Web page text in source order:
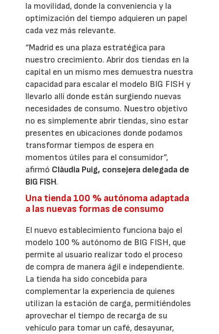
la movilidad, donde la conveniencia y la
optimización del tiempo adquieren un papel
cada vez más relevante.
“Madrid es una plaza estratégica para
nuestro crecimiento. Abrir dos tiendas en la
capital en un mismo mes demuestra nuestra
capacidad para escalar el modelo BIG FISH y
llevarlo allí donde están surgiendo nuevas
necesidades de consumo. Nuestro objetivo
no es simplemente abrir tiendas, sino estar
presentes en ubicaciones donde podamos
transformar tiempos de espera en
momentos útiles para el consumidor”,
afirmó Clàudia Puig, consejera delegada de
BIG FISH.
Una tienda 100 % autónoma adaptada
a las nuevas formas de consumo
El nuevo establecimiento funciona bajo el
modelo 100 % autónomo de BIG FISH, que
permite al usuario realizar todo el proceso
de compra de manera ágil e independiente.
La tienda ha sido concebida para
complementar la experiencia de quienes
utilizan la estación de carga, permitiéndoles
aprovechar el tiempo de recarga de su
vehículo para tomar un café, desayunar,